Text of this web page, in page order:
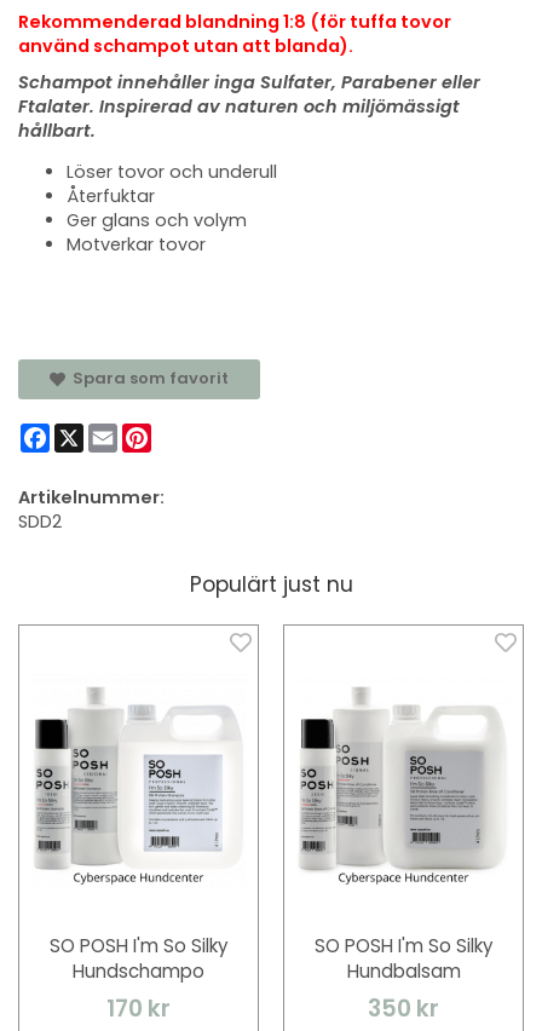
Rekommenderad blandning 1:8 (för tuffa tovor
använd schampot utan att blanda).
Schampot innehåller inga Sulfater, Parabener eller
Ftalater. Inspirerad av naturen och miljömässigt
hållbart.
Löser tovor och underull
Återfuktar
Ger glans och volym
Motverkar tovor
Spara som favorit
Facebook
X Email
Artikelnummer:
SDD2
Populärt just nu
SO POSH I'm So Silky
Hundschampo
170 kr
SO POSH I'm So Silky
Hundbalsam
350 kr